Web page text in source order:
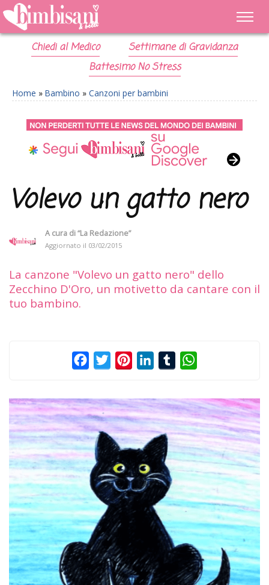
Chiedi al Medico
Settimane di Gravidanza
Battesimo No Stress
Home » Bambino » Canzoni per bambini
Volevo un gatto nero
A cura di“La Redazione”
Aggiornato il 03/02/2015
La canzone "Volevo un gatto nero" dello
Zecchino D'Oro, un motivetto da cantare con il
tuo bambino.
FacebookTwitterPinterestLinkedInTumblr